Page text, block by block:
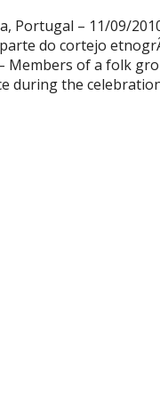
Portugal – 11/09/
do cortejo
Members of a folk
the